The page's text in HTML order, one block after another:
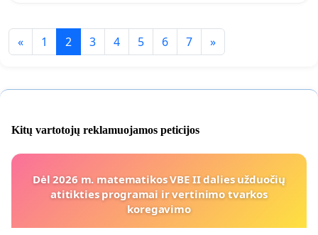
« 1 2 3 4 5 6 7 »
Kitų vartotojų reklamuojamos peticijos
Dėl 2026 m. matematikos VBE II dalies užduočių
atitikties programai ir vertinimo tvarkos
koregavimo